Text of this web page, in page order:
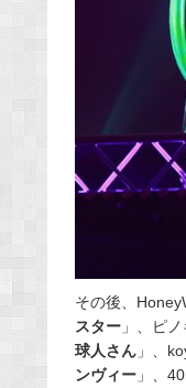
その後、
スター」、ピノ
球人さん」、
ンヴィー」、